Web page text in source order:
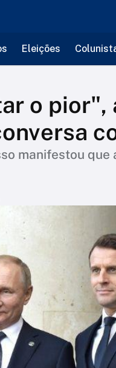
Eleições
o pior",
manifestou que